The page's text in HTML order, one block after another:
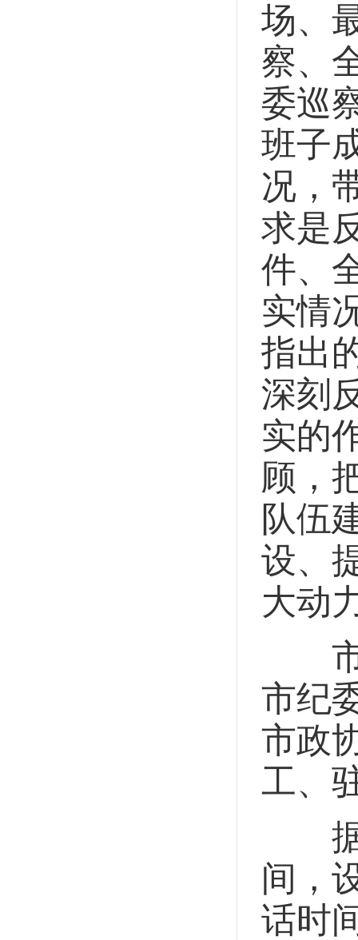
场、
察、
委巡
班子
况，
求是
件、
实情
指出
深刻
实的
顾，
队伍
设、
大动
市
市纪
市政
工、
据
间，
话时